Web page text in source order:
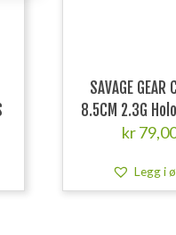
SAVAGE
8.5CM 2.3G
kr
Legg i